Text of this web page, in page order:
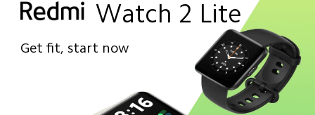
Watch 2 Lite
Get fit, start now